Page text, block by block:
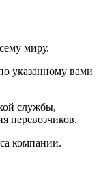
миру.
указанному вами
службы,
перевозчиков.
компании.